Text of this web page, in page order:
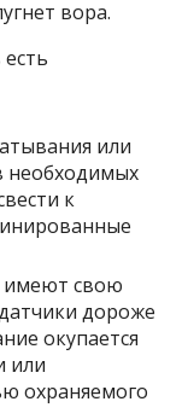
вора.
или
необходимых
к
имеют свою
дороже
окупается
или
охраняемого